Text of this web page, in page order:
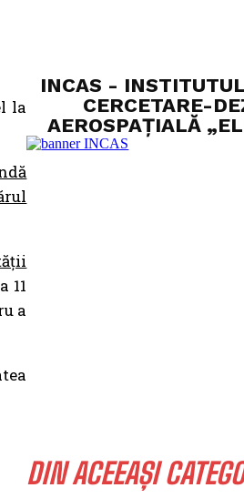
la
11
a
INCAS -
CERCETARE-
AEROSPAȚIALĂ
DIN ACEEAȘI